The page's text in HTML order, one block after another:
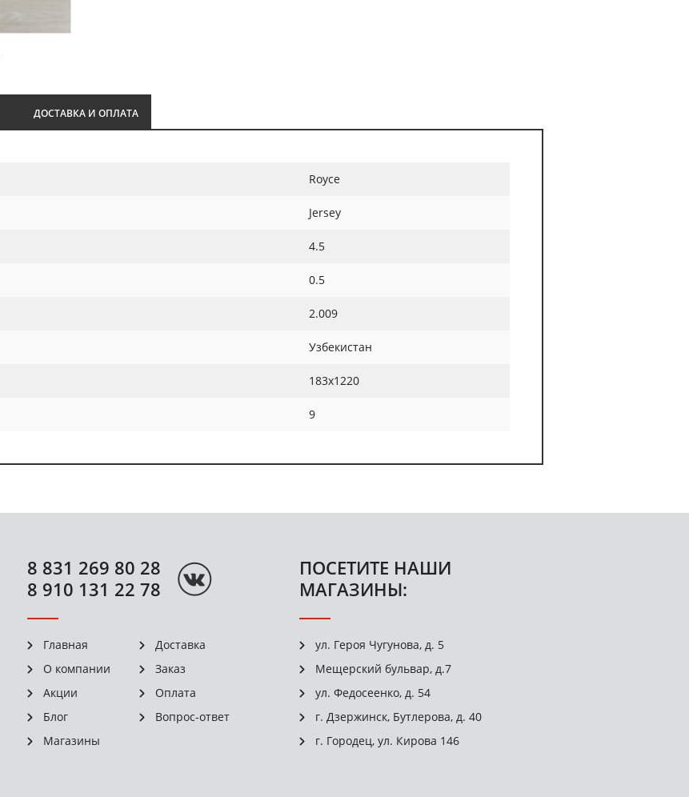
ДОСТАВКА И ОПЛАТА
Royce
Jersey
4.5
0.5
2.009
Узбекистан
183х1220
9
8 831 269 80 28
8 910 131 22 78
Главная
О компании
Акции
Блог
Магазины
Доставка
Заказ
Оплата
Вопрос-ответ
ПОСЕТИТЕ НАШИ
МАГАЗИНЫ:
ул. Героя Чугунова, д. 5
Мещерский бульвар, д.7
ул. Федосеенко, д. 54
г. Дзержинск, Бутлерова, д. 40
г. Городец, ул. Кирова 146